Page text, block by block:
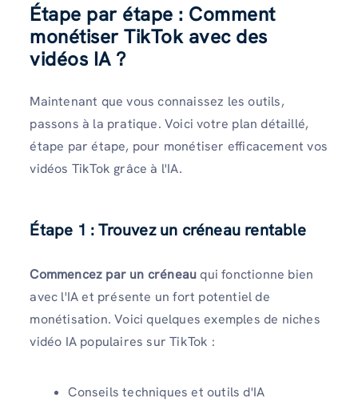
Étape par étape : Comment
monétiser TikTok avec des
vidéos IA ?
Maintenant que vous connaissez les outils,
passons à la pratique. Voici votre plan détaillé,
étape par étape, pour monétiser efficacement vos
vidéos TikTok grâce à l'IA.
Étape 1 : Trouvez un créneau rentable
Commencez par un créneauqui fonctionne bien
avec l'IA et présente un fort potentiel de
monétisation. Voici quelques exemples de niches
vidéo IA populaires sur TikTok :
Conseils techniques et outils d'IA